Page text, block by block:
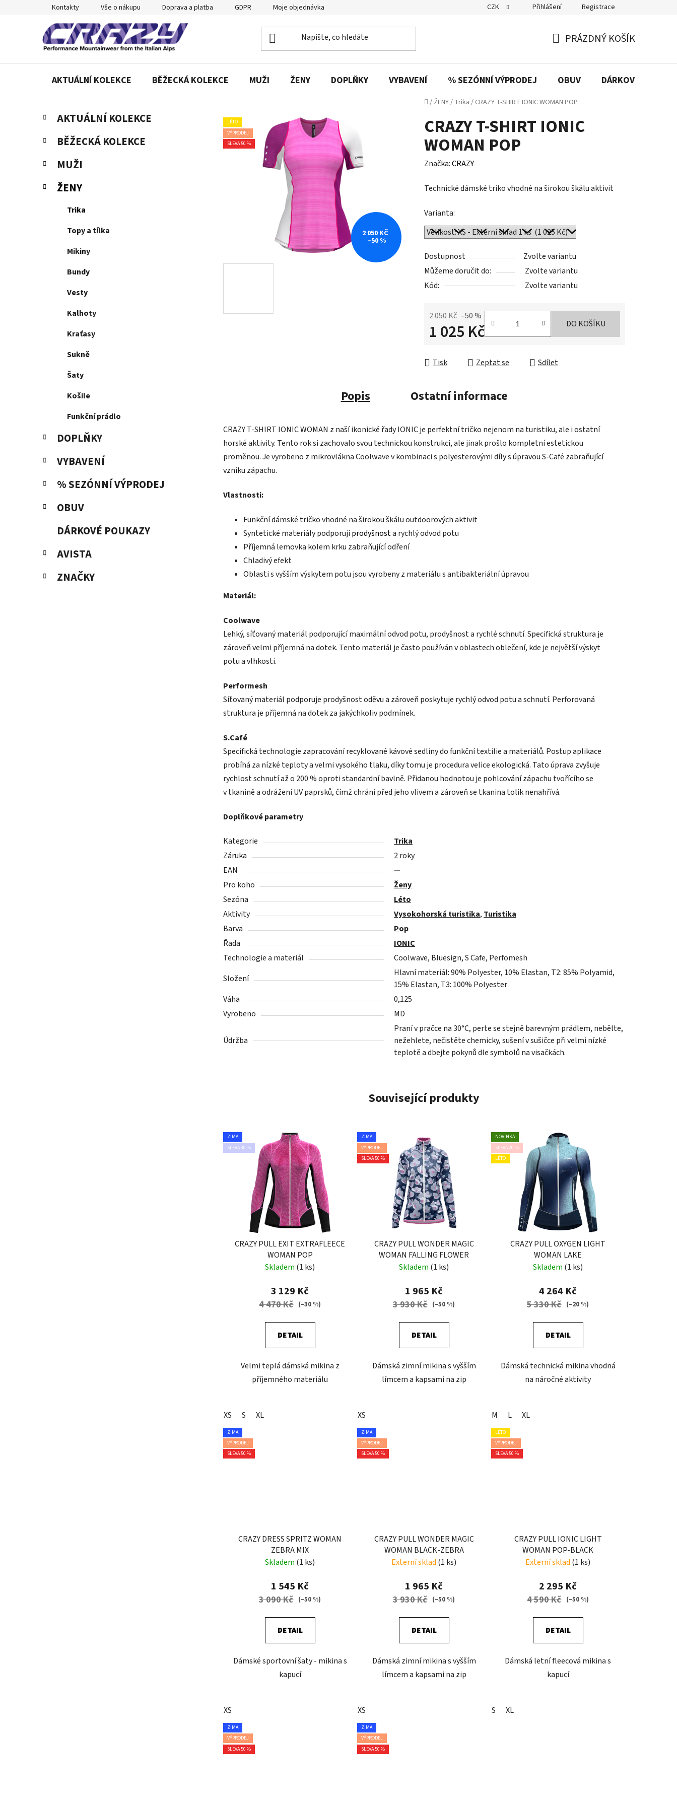
Kontakty Vše o nákupu Doprava a platba GDPR Moje objednávka CZK Přihlášení Registrace
KOŠÍK
PRÁZDNÝ KOŠÍK
AKTUÁLNÍ KOLEKCE BĚŽECKÁ KOLEKCE MUŽI ŽENY DOPLŇKY VYBAVENÍ % SEZÓNNÍ VÝPRODEJ OBUV DÁRKOVÉ
Domů
/ŽENY/Trika/ CRAZY T-SHIRT IONIC WOMAN POP
P
s
r
n
Přeskočit
kategorie
K
a
t
e
o
i
AKTUÁLNÍ KOLEKCE
BĚŽECKÁ KOLEKCE
MUŽI
ŽENY
Trika
Topy a tílka
Mikiny
Bundy
Vesty
Kalhoty
Kraťasy
Sukně
Šaty
Košile
Funkční prádlo
DOPLŇKY
VYBAVENÍ
% SEZÓNNÍ VÝPRODEJ
OBUV
DÁRKOVÉ POUKAZY
AVISTA
ZNAČKY
CRAZY T-SHIRT IONIC
WOMAN POP
Značka:CRAZY
Technické dámské triko vhodné na širokou škálu aktivit
Varianta:
Dostupnost
Zvolte variantu
Můžeme doručit do:
Zvolte variantu
Kód:
Zvolte variantu
2 050 Kč –50 %
1 025 Kč DO KOŠÍKU
Tisk Zeptat se Sdílet
LÉTO
VÝPRODEJ
SLEVA 50 %
2 050 KČ
–50 %
Popis Ostatní informace
CRAZY T-SHIRT IONIC WOMAN z naší ikonické řady IONIC je perfektní tričko nejenom na turistiku, ale i ostatní
horské aktivity. Tento rok si zachovalo svou technickou konstrukci, ale jinak prošlo kompletní estetickou
proměnou. Je vyrobeno z mikrovlákna Coolwave v kombinaci s polyesterovými díly s úpravou S-Café zabraňující
vzniku zápachu.
Vlastnosti:
Funkční dámské tričko vhodné na širokou škálu outdoorových aktivit
Syntetické materiály podporujíprodyšnosta rychlý odvod potu
Příjemná lemovka kolem krku zabraňující odření
Chladivý efekt
Oblasti s vyšším výskytem potu jsou vyrobeny z materiálu s antibakteriální úpravou
Materiál:
Coolwave
Lehký, síťovaný materiál podporující maximální odvod potu, prodyšnost a rychlé schnutí. Specifická struktura je
zároveň velmi příjemná na dotek. Tento materiál je často používán v oblastech oblečení, kde je největší výskyt
potu a vlhkosti.
Performesh
Síťovaný materiál podporuje prodyšnost oděvu a zároveň poskytuje rychlý odvod potu a schnutí. Perforovaná
struktura je příjemná na dotek za jakýchkoliv podmínek.
S.Café
Specifická technologie zapracování recyklované kávové sedliny do funkční textilie a materiálů. Postup aplikace
probíhá za nízké teploty a velmi vysokého tlaku, díky tomu je procedura velice ekologická. Tato úprava zvyšuje
rychlost schnutí až o 200 % oproti standardní bavlně. Přidanou hodnotou je pohlcování zápachu tvořícího se
v tkanině a odrážení UV paprsků, čímž chrání před jeho vlivem a zároveň se tkanina tolik nenahřívá.
Doplňkové parametry
Kategorie
Trika
Záruka
2 roky
EAN
—
Pro koho
Ženy
Sezóna
Léto
Aktivity
Vysokohorská turistika, Turistika
Barva
Pop
Řada
IONIC
Technologie a materiál
Coolwave, Bluesign, S Cafe, Perfomesh
Složení
Hlavní materiál: 90% Polyester, 10% Elastan, T2: 85% Polyamid,
15% Elastan, T3: 100% Polyester
Váha
0,125
Vyrobeno
MD
Údržba
Praní v pračce na 30°C, perte se stejně barevným prádlem, nebělte,
nežehlete, nečistěte chemicky, sušení v sušičce při velmi nízké
teplotě a dbejte pokynů dle symbolů na visačkách.
Související produkty
ZIMA
SLEVA 30 %
CRAZY PULL EXIT EXTRAFLEECE
WOMAN POP
Skladem (1 ks)
3 129 Kč
4 470 Kč (–30 %)
DETAIL
Velmi teplá dámská mikina z
příjemného materiálu
XS S XL
ZIMA
VÝPRODEJ
SLEVA 50 %
CRAZY PULL WONDER MAGIC
WOMAN FALLING FLOWER
Skladem (1 ks)
1 965 Kč
3 930 Kč (–50 %)
DETAIL
Dámská zimní mikina s vyšším
límcem a kapsami na zip
XS
NOVINKA
SLEVA 20 %
LÉTO
CRAZY PULL OXYGEN LIGHT
WOMAN LAKE
Skladem (1 ks)
4 264 Kč
5 330 Kč (–20 %)
DETAIL
Dámská technická mikina vhodná
na náročné aktivity
M L XL
ZIMA
VÝPRODEJ
SLEVA 50 %
CRAZY DRESS SPRITZ WOMAN
ZEBRA MIX
Skladem (1 ks)
1 545 Kč
3 090 Kč (–50 %)
DETAIL
Dámské sportovní šaty - mikina s
kapucí
XS
ZIMA
VÝPRODEJ
SLEVA 50 %
CRAZY PULL WONDER MAGIC
WOMAN BLACK-ZEBRA
Externí sklad (1 ks)
1 965 Kč
3 930 Kč (–50 %)
DETAIL
Dámská zimní mikina s vyšším
límcem a kapsami na zip
XS
LÉTO
VÝPRODEJ
SLEVA 50 %
CRAZY PULL IONIC LIGHT
WOMAN POP-BLACK
Externí sklad (1 ks)
2 295 Kč
4 590 Kč (–50 %)
DETAIL
Dámská letní fleecová mikina s
kapucí
S XL
ZIMA
VÝPRODEJ
SLEVA 50 %
ZIMA
VÝPRODEJ
SLEVA 50 %